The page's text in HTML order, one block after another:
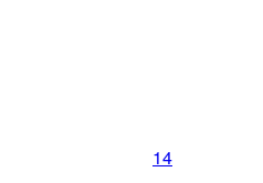
14